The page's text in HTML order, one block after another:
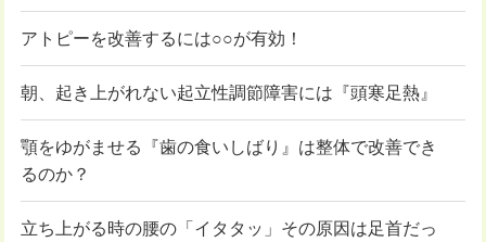
アトピーを改善するには○○が有効！
朝、起き上がれない起立性調節障害には『頭寒足熱』
顎をゆがませる『歯の食いしばり』は整体で改善でき
るのか？
立ち上がる時の腰の「イタタッ」その原因は足首だっ